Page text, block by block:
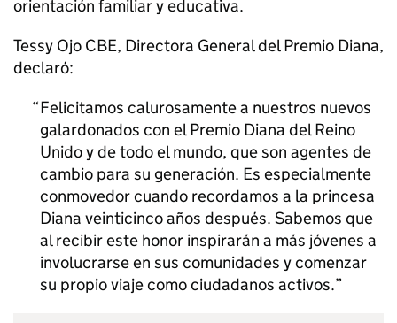
orientación familiar y educativa.
Tessy Ojo CBE, Directora General del Premio Diana,
declaró:
Felicitamos calurosamente a nuestros nuevos
galardonados con el Premio Diana del Reino
Unido y de todo el mundo, que son agentes de
cambio para su generación. Es especialmente
conmovedor cuando recordamos a la princesa
Diana veinticinco años después. Sabemos que
al recibir este honor inspirarán a más jóvenes a
involucrarse en sus comunidades y comenzar
su propio viaje como ciudadanos activos.